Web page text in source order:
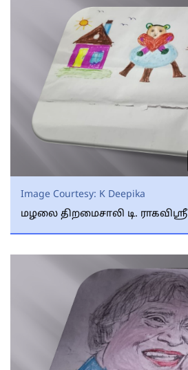
Image Courtesy: K Deepika
மழலை திறமைசாலி டி. ராகவிஸ்ரீ